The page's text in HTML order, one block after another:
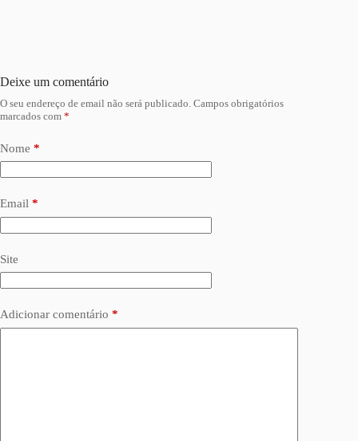
Deixe um comentário
O seu endereço de email não será publicado. Campos obrigatórios
marcados com *
Nome *
Email *
Site
Adicionar comentário *